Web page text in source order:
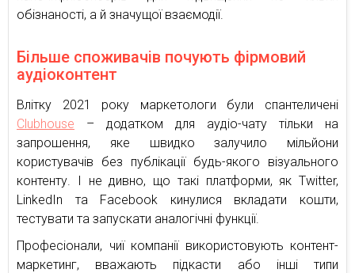
обізнаності, а й значущої взаємодії.
Більше споживачів почують фірмовий
аудіоконтент
Влітку 2021 року маркетологи були спантеличені
Clubhouse – додатком для аудіо-чату тільки на
запрошення, яке швидко залучило мільйони
користувачів без публікації будь-якого візуального
контенту. І не дивно, що такі платформи, як Twitter,
LinkedIn та Facebook кинулися вкладати кошти,
тестувати та запускати аналогічні функції.
Професіонали, чиї компанії використовують контент-
маркетинг, вважають підкасти або інші типи